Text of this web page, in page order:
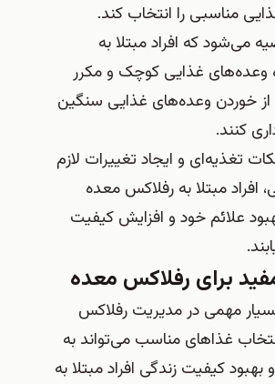
مناسبی را انتخاب کند.
می‌شود که افراد مبتلا به
وعده‌های غذایی کوچک و مکرر
خوردن وعده‌های غذایی سنگین
کنند.
تغذیه‌ای و ایجاد تغییرات لازم
افراد مبتلا به رفلاکس معده
علائم خود و افزایش کیفیت
برای رفلاکس معده
مهمی در مدیریت رفلاکس
غذاهای مناسب می‌تواند به
کیفیت زندگی افراد مبتلا به